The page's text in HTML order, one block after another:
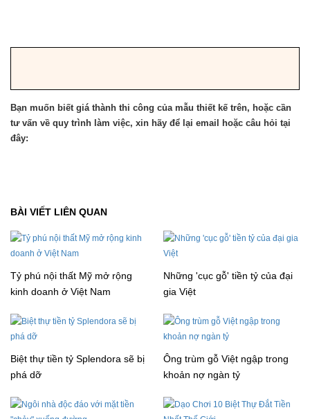
Bạn muốn biết giá thành thi công của mẫu thiết kế trên, hoặc cần
tư vấn về quy trình làm việc, xin hãy để lại email hoặc câu hỏi tại
đây:
BÀI VIẾT LIÊN QUAN
Tỷ phú nội thất Mỹ mở rộng
kinh doanh ở Việt Nam
Những 'cục gỗ' tiền tỷ của đại
gia Việt
Biệt thự tiền tỷ Splendora sẽ bị
phá dỡ
Ông trùm gỗ Việt ngập trong
khoản nợ ngàn tỷ